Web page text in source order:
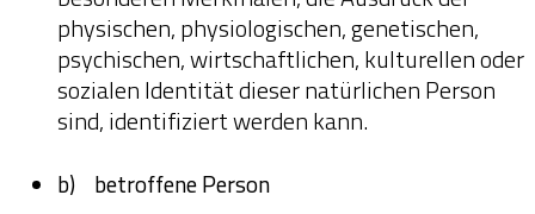
physischen, physiologischen, genetischen,
psychischen, wirtschaftlichen, kulturellen oder
sozialen Identität dieser natürlichen Person
sind, identifiziert werden kann.
b) betroffene Person